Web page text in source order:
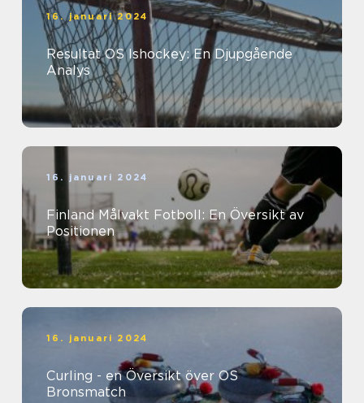
16. januari 2024
Resultat OS Ishockey: En Djupgående
Analys
16. januari 2024
Finland Målvakt Fotboll: En Översikt av
Positionen
16. januari 2024
Curling - en Översikt över OS
Bronsmatch